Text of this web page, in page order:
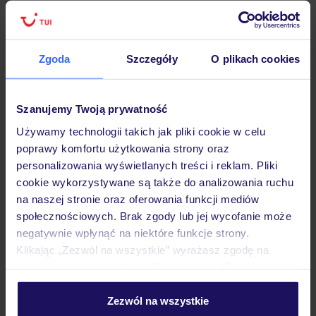
Zgoda Szczegóły O plikach cookies
Szanujemy Twoją prywatność
Używamy technologii takich jak pliki cookie w celu
poprawy komfortu użytkowania strony oraz
personalizowania wyświetlanych treści i reklam. Pliki
cookie wykorzystywane są także do analizowania ruchu
na naszej stronie oraz oferowania funkcji mediów
społecznościowych. Brak zgody lub jej wycofanie może
negatywnie wpłynąć na niektóre funkcje strony.
Klikając „Zezwól na wszystkie” wyrażasz zgodę na
personalizować swój wybór wchodząc w zakładkę
Zezwól na wszystkie
Hotel
Opinie
Pokoje
Wyżywienie